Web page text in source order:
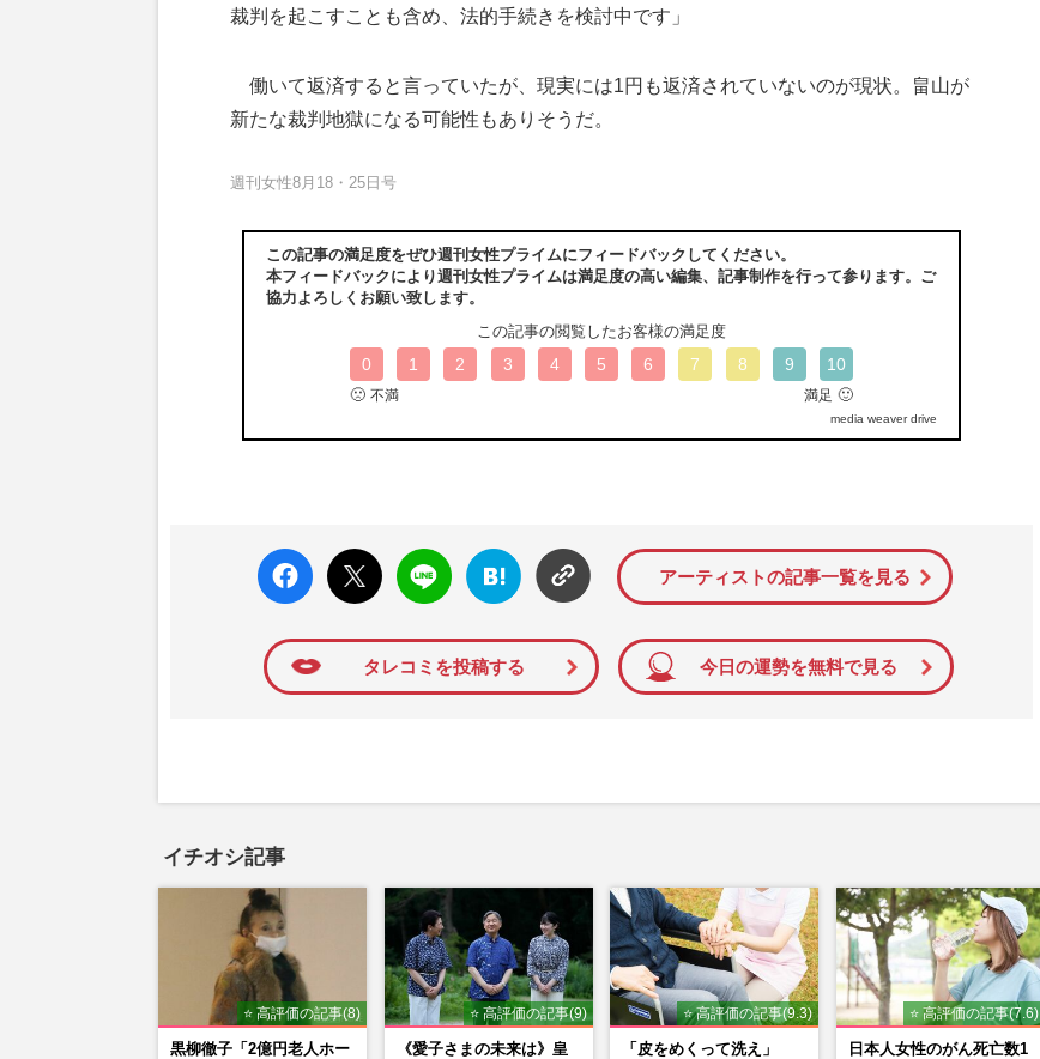
裁判を起こすことも含め、法的手続きを検討中です」
働いて返済すると言っていたが、現実には1円も返済されていないのが現状。畠山が
新たな裁判地獄になる可能性もありそうだ。
週刊女性8月18・25日号
この記事の満足度をぜひ週刊女性プライムにフィードバックしてください。
本フィードバックにより週刊女性プライムは満足度の高い編集、記事制作を行って参ります。ご
協力よろしくお願い致します。
この記事の閲覧したお客様の満足度
0 1 2 3 4 5 6 7 8 9 10
🙁 不満 満足 🙂
media weaver drive
faceboo
k いい
ね
X ポス
ト
LINE
はてな
ブック
マーク
アーティストの記事一覧を見る
タレコミを投稿する 今日の運勢を無料で見る
イチオシ記事
⭐ 高評価の記事(8)
黒柳徹子「2億円老人ホー
⭐ 高評価の記事(9)
《愛子さまの未来は》皇
⭐ 高評価の記事(9.3)
「皮をめくって洗え」
⭐ 高評価の記事(7.6)
日本人女性のがん死亡数1